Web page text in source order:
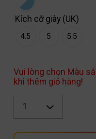
Kích cỡ giày (UK)
4.5 5 5.5
Vui lòng chọn Màu
khi thêm giỏ hàng!
lượng